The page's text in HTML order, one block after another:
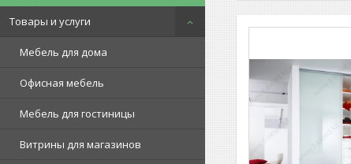
Товары и услуги
Мебель для дома
Офисная мебель
Мебель для гостиницы
Витрины для магазинов